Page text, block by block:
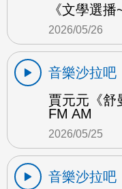
《文學選
2026/05/26
音樂沙拉吧
賈元元《舒
FM AM
2026/05/25
音樂沙拉吧